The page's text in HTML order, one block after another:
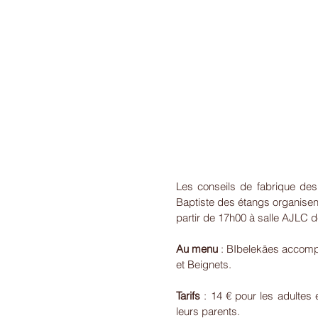
Les conseils de fabrique
Baptiste des étangs
partir de 17h00 à salle AJLC
Au menu : BIbelekäes
et Beignets.
Tarifs : 14 € pour les adultes
leurs parents.